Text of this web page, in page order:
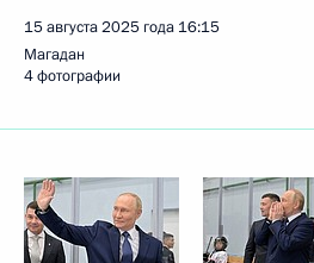
15 августа 2025 года 16:15
Магадан
4 фотографии